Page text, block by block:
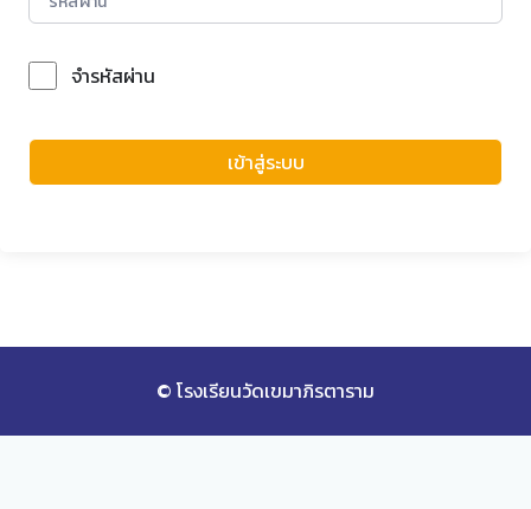
จำรหัสผ่าน
เข้าสู่ระบบ
© โรงเรียนวัดเขมาภิรตาราม